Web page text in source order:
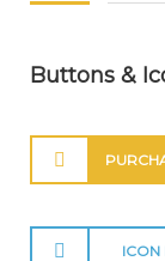
Buttons &
ICON